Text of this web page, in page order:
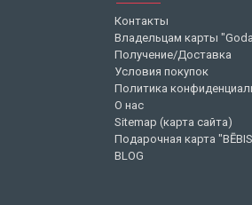
Контакты
Владельцам карты
Получение/Доставка
Условия покупок
Политика
О нас
Sitemap (карта сайта)
Подарочная карта
BLOG